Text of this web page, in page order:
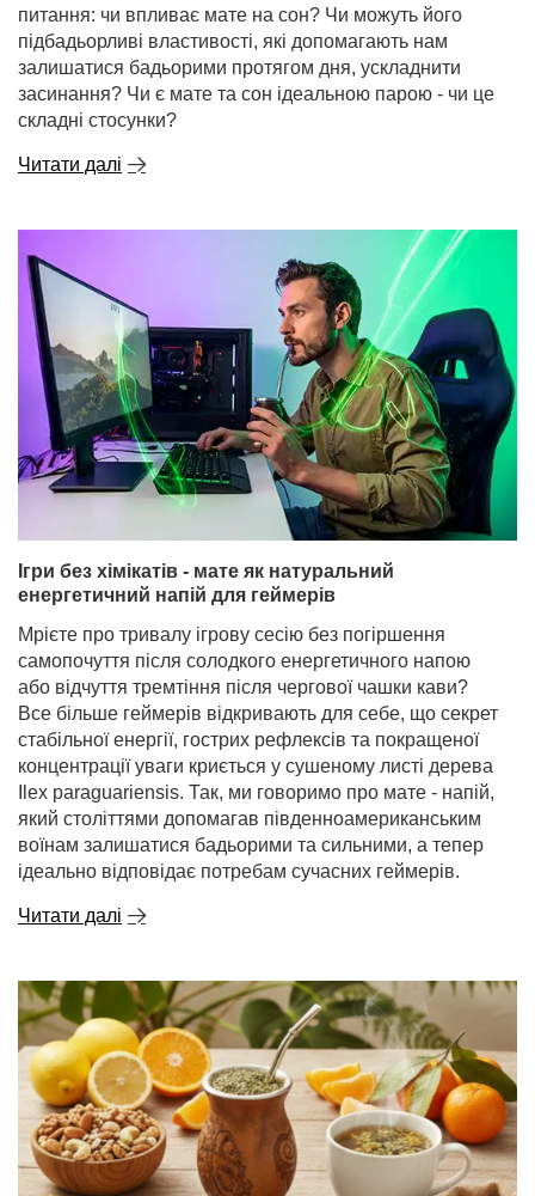
питання: чи впливає мате на сон? Чи можуть його
підбадьорливі властивості, які допомагають нам
залишатися бадьорими протягом дня, ускладнити
засинання? Чи є мате та сон ідеальною парою - чи це
складні стосунки?
Читати далі
Ігри без хімікатів - мате як натуральний
енергетичний напій для геймерів
Мрієте про тривалу ігрову сесію без погіршення
самопочуття після солодкого енергетичного напою
або відчуття тремтіння після чергової чашки кави?
Все більше геймерів відкривають для себе, що секрет
стабільної енергії, гострих рефлексів та покращеної
концентрації уваги криється у сушеному листі дерева
Ilex paraguariensis. Так, ми говоримо про мате - напій,
який століттями допомагав південноамериканським
воїнам залишатися бадьорими та сильними, а тепер
ідеально відповідає потребам сучасних геймерів.
Читати далі